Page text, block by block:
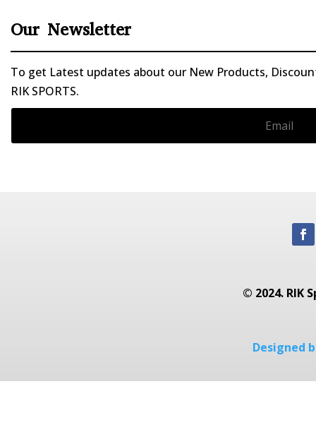
Our Newsletter
To get Latest updates about our New Products,
RIK SPORTS.
© 2024. RIK
Designed